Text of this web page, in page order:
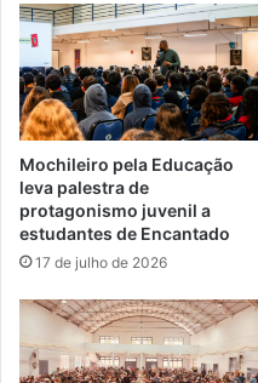
Mochileiro pela Educação
leva palestra de
protagonismo juvenil a
estudantes de Encantado
17 de julho de 2026